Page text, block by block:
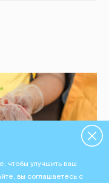
чтобы улучшить ваш
вы соглашаетесь с